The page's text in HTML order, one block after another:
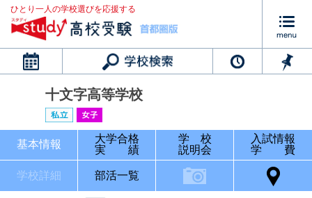
ひとり一人の学校選びを応援する
カレンダー
十文字高等学校
基本情報
大学合格
実 績
学 校
説明会
入試情報
学 費
学校詳細 部活一覧